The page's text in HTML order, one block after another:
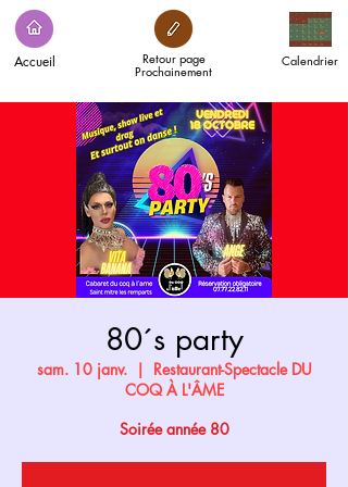
Accueil Calendrier
Retour page
Prochainement
80´s party
sam. 10 janv.
  |
Restaurant-Spectacle DU
COQ À L'ÂME
Soirée année 80